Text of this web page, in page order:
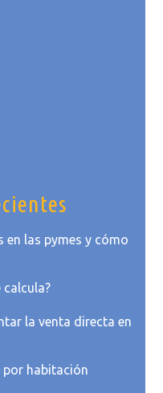
en las pymes y cómo
calcula?
la venta directa en
por habitación